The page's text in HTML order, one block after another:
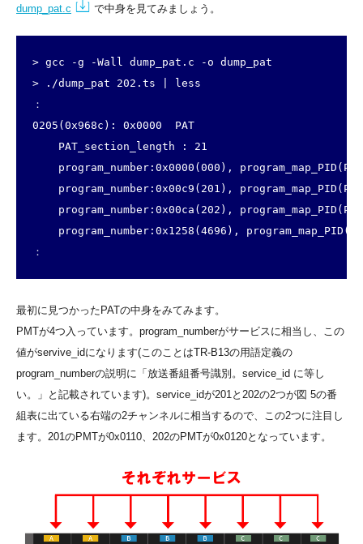
dump_pat.c
で中身を見てみましょう。
> gcc -g -Wall dump_pat.c -o dump_pat
> ./dump_pat 202.ts | less
：
0205(0x968c): 0x0000  PAT
    PAT_section_length : 21
program_number:0x0000(000),
program_number:0x00c9(201),
program_number:0x00ca(202),
program_number:0x1258(4696),
：
最初に見つかったPATの中身をみてみます。
PMTが4つ入っています。program_numberがサービスに相当し、この
値がservive_idになります(このことはTR-B13の用語定義の
program_numberの説明に「放送番組番号識別。service_id に等し
い。」と記載されています)。service_idが201と202の2つが図 5の番
組表に出ている右端の2チャンネルに相当するので、この2つに注目し
ます。201のPMTが0x0110、202のPMTが0x0120となっています。